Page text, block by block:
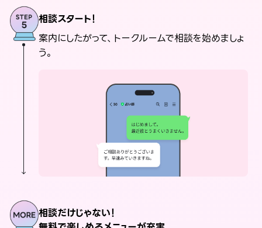
相談スタート！
案内にしたがって、トークルームで相談を始めましょ
う。
相談だけじゃない！